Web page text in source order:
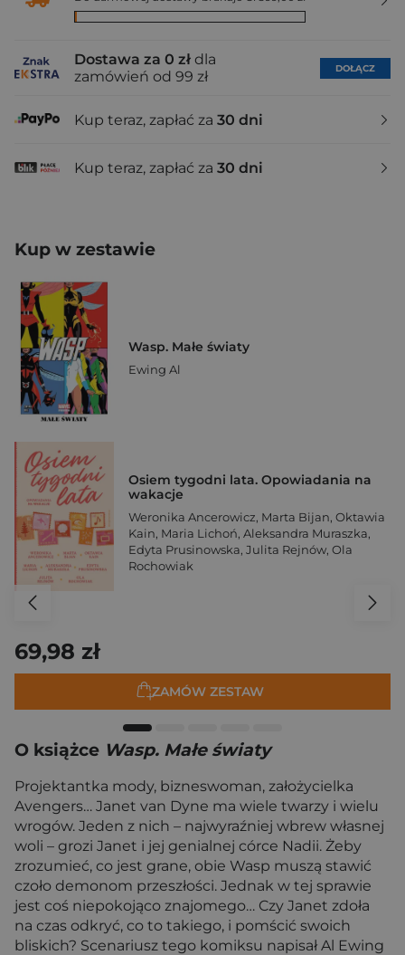
Dostawa za 0 zł dla
zamówień od 99 zł
DOŁĄCZ
Kup teraz, zapłać za 30 dni
Kup teraz, zapłać za 30 dni
Kup w zestawie
Wasp. Małe światy
Ewing Al
Osiem tygodni lata. Opowiadania na
wakacje
Weronika Ancerowicz, Marta Bijan, Oktawia
Kain, Maria Lichoń, Aleksandra Muraszka,
Edyta Prusinowska, Julita Rejnów, Ola
Rochowiak
69,98 zł
ZAMÓW ZESTAW
O książce Wasp. Małe światy
Projektantka mody, bizneswoman, założycielka
Avengers… Janet van Dyne ma wiele twarzy i wielu
wrogów. Jeden z nich – najwyraźniej wbrew własnej
woli – grozi Janet i jej genialnej córce Nadii. Żeby
zrozumieć, co jest grane, obie Wasp muszą stawić
czoło demonom przeszłości. Jednak w tej sprawie
jest coś niepokojąco znajomego… Czy Janet zdoła
na czas odkryć, co to takiego, i pomścić swoich
bliskich? Scenariusz tego komiksu napisał Al Ewing